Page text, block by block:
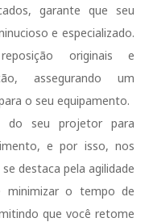
garante que seu
e especializado.
originais e
assegurando um
o seu equipamento.
do seu projetor para
e por isso, nos
destaca pela agilidade
minimizar o tempo de
que você retome